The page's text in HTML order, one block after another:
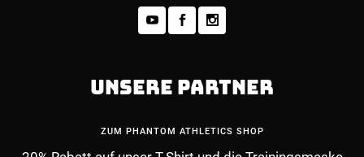
UNSERE PARTNER
ZUM PHANTOM ATHLETICS SHOP